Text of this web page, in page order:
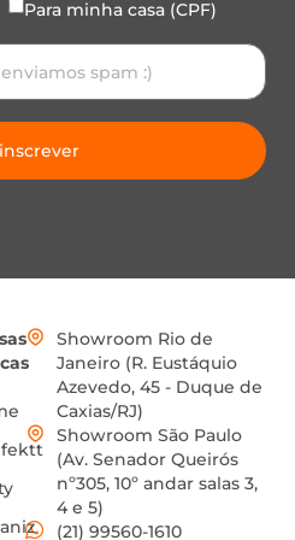
Para minha casa (CPF)
Showroom Rio de
Janeiro (R. Eustáquio
Azevedo, 45 - Duque de
Caxias/RJ)
Showroom São Paulo
(Av. Senador Queirós
nº305, 10º andar salas 3,
4 e 5)
(21) 99560-1610